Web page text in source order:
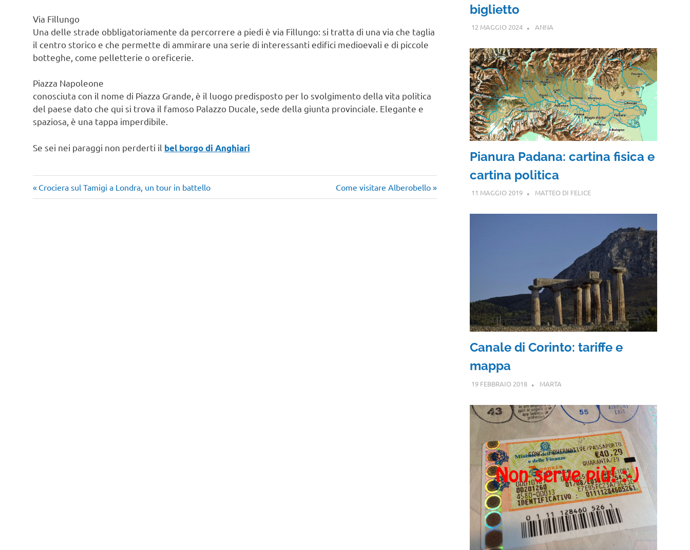
Via Fillungo
Una delle strade obbligatoriamente da percorrere a piedi è via Fillungo: si tratta di una via che taglia
il centro storico e che permette di ammirare una serie di interessanti edifici medioevali e di piccole
botteghe, come pelletterie o oreficerie.
Piazza Napoleone
conosciuta con il nome di Piazza Grande, è il luogo predisposto per lo svolgimento della vita politica
del paese dato che qui si trova il famoso Palazzo Ducale, sede della giunta provinciale. Elegante e
spaziosa, è una tappa imperdibile.
Se sei nei paraggi non perderti il bel borgo di Anghiari
Navigazione
Articolo
precedente:
Crociera sul Tamigi a Londra, un tour in battello
Articolo
successivo:
Come visitare Alberobello
biglietto
12 MAGGIO 2024 ANNA
Pianura Padana: cartina fisica e
cartina politica
11 MAGGIO 2019 MATTEO DI FELICE
Canale di Corinto: tariffe e
mappa
19 FEBBRAIO 2018 MARTA